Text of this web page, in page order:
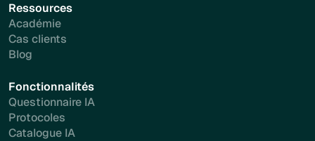
Ressources
Académie
Cas clients
Blog
Fonctionnalités
Questionnaire IA
Protocoles
Catalogue IA